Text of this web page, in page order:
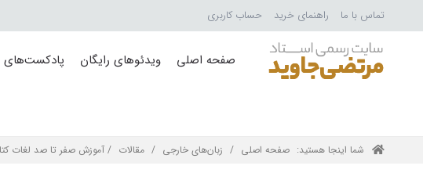
تماس با ما راهنمای خرید حساب کاربری
صفحه اصلی ویدئوهای رایگان پادکست‌های
شما اینجا هستید: صفحه اصلی / زبان‌های خارجی / مقالات / آموزش صفر تا صد لغات کتاب 504